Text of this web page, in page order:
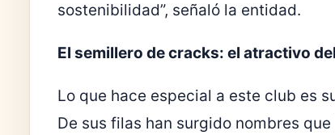
sostenibilidad”, señaló la entidad.
El semillero de cracks: el atractivo
Lo que hace especial a este club es
De sus filas han surgido nombres